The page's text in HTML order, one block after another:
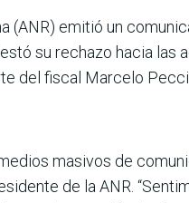
(ANR) emitió un
su rechazo hacia las
del fis­cal Marcelo Pecci.
masivos de
de la ANR.